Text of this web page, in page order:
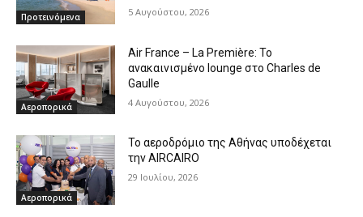
Προτεινόμενα 5 Αυγούστου, 2026
Αεροπορικά
Air France – La Première: Το
ανακαινισμένο lounge στο Charles de
Gaulle
4 Αυγούστου, 2026
Αεροπορικά
Το αεροδρόμιο της Αθήνας υποδέχεται
την AIRCAIRO
29 Ιουλίου, 2026